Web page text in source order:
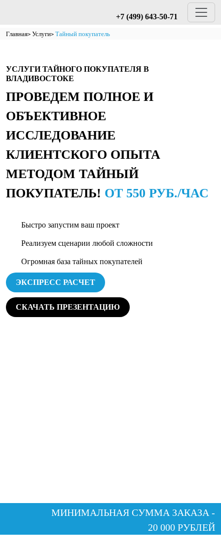
+7 (499) 643-50-71
Главная Услуги Тайный покупатель
УСЛУГИ ТАЙНОГО ПОКУПАТЕЛЯ В
ВЛАДИВОСТОКЕ
ПРОВЕДЕМ ПОЛНОЕ И
ОБЪЕКТИВНОЕ
ИССЛЕДОВАНИЕ
КЛИЕНТСКОГО ОПЫТА
МЕТОДОМ ТАЙНЫЙ
ПОКУПАТЕЛЬ! ОТ 550 РУБ./ЧАС
Быстро запустим ваш проект
Реализуем сценарии любой сложности
Огромная база тайных покупателей
ЭКСПРЕСС РАСЧЕТ
СКАЧАТЬ ПРЕЗЕНТАЦИЮ
МИНИМАЛЬНАЯ СУММА ЗАКАЗА -
20 000 РУБЛЕЙ